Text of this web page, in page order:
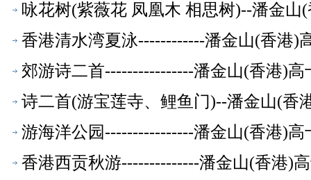
咏花树(紫薇花 凤凰木 相思树)--潘金山
香港清水湾夏泳------------潘金山(香港)
郊游诗二首----------------潘金山(香港)
诗二首(游宝莲寺、鲤鱼门)--潘金山(香
游海洋公园----------------潘金山(香港)
香港西贡秋游--------------潘金山(香港)